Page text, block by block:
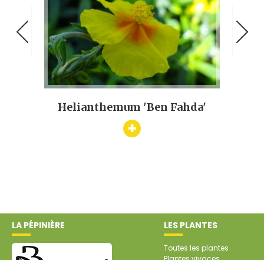
Helianthemum 'Ben Fahda'
+
LA PÉPINIÈRE LES PLANTES
Toutes les plantes